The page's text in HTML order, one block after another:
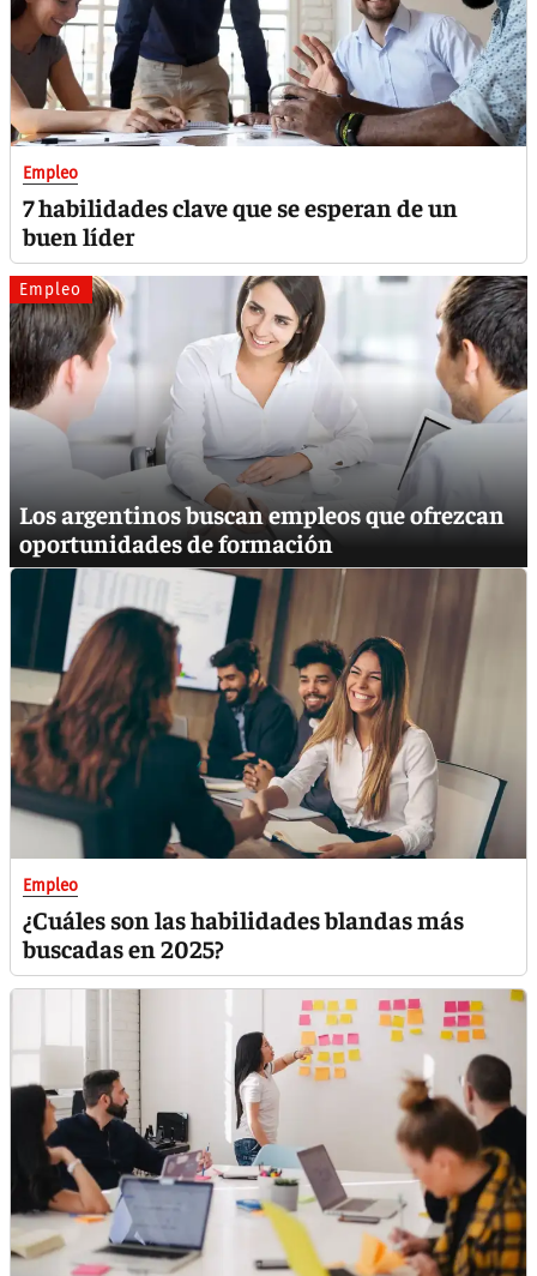
Empleo
7 habilidades clave que se esperan de un
buen líder
Empleo
Los argentinos buscan empleos que ofrezcan
oportunidades de formación
Empleo
¿Cuáles son las habilidades blandas más
buscadas en 2025?